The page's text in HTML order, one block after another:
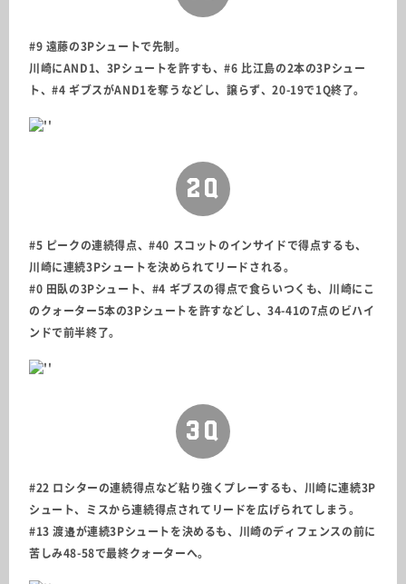
#9 遠藤の3Pシュートで先制。
川崎にAND1、3Pシュートを許すも、#6 比江島の2本の3Pシュー
ト、#4 ギブスがAND1を奪うなどし、譲らず、20-19で1Q終了。
2Q
#5 ピークの連続得点、#40 スコットのインサイドで得点するも、
川崎に連続3Pシュートを決められてリードされる。
#0 田臥の3Pシュート、#4 ギブスの得点で食らいつくも、川崎にこ
のクォーター5本の3Pシュートを許すなどし、34-41の7点のビハイ
ンドで前半終了。
3Q
#22 ロシターの連続得点など粘り強くプレーするも、川崎に連続3P
シュート、ミスから連続得点されてリードを広げられてしまう。
#13 渡邉が連続3Pシュートを決めるも、川崎のディフェンスの前に
苦しみ48-58で最終クォーターへ。